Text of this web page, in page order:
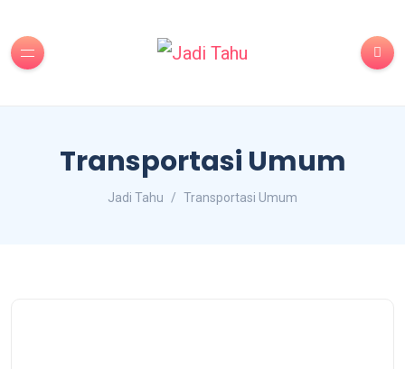
Transportasi Umum
Jadi Tahu Transportasi Umum